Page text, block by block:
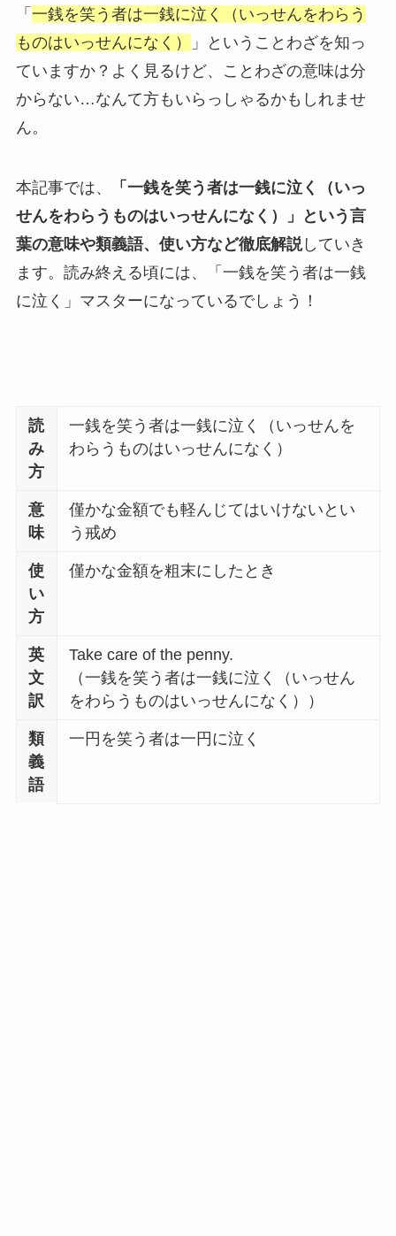
「 一銭を笑う者は一銭に泣く（いっせんをわらう
ものはいっせんになく）
」ということわざを知っ
ていますか？よく見るけど、ことわざの意味は分
からない…なんて方もいらっしゃるかもしれませ
ん。
本記事では、
「一銭を笑う者は一銭に泣く（いっ
せんをわらうものはいっせんになく）」という言
葉の意味や類義語、使い方など徹底解説していき
ます。読み終える頃には、「一銭を笑う者は一銭
に泣く」マスターになっているでしょう！
読
み
方
一銭を笑う者は一銭に泣く（いっせんを
わらうものはいっせんになく）
意
味
僅かな金額でも軽んじてはいけないとい
う戒め
使
い
方
僅かな金額を粗末にしたとき
英
文
訳
Take care of the penny.
（一銭を笑う者は一銭に泣く（いっせん
をわらうものはいっせんになく））
類
義
語
一円を笑う者は一円に泣く